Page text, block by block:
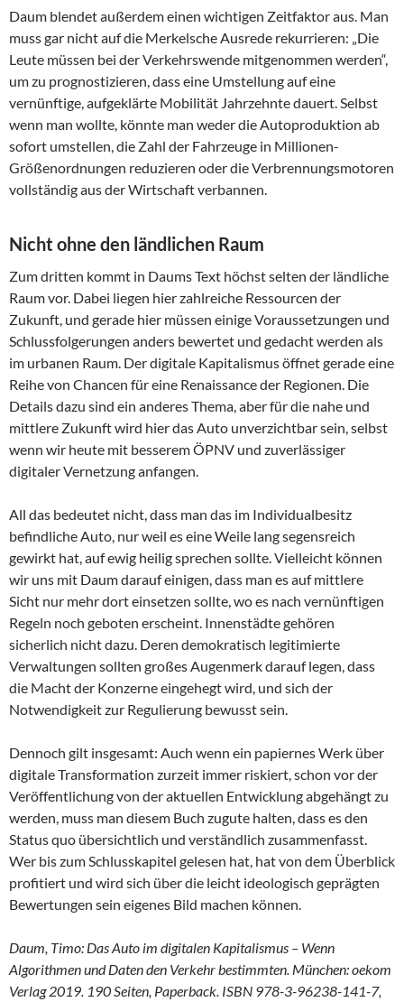
Daum blendet außerdem einen wichtigen Zeitfaktor aus. Man
muss gar nicht auf die Merkelsche Ausrede rekurrieren: „Die
Leute müssen bei der Verkehrswende mitgenommen werden“,
um zu prognostizieren, dass eine Umstellung auf eine
vernünftige, aufgeklärte Mobilität Jahrzehnte dauert. Selbst
wenn man wollte, könnte man weder die Autoproduktion ab
sofort umstellen, die Zahl der Fahrzeuge in Millionen-
Größenordnungen reduzieren oder die Verbrennungsmotoren
vollständig aus der Wirtschaft verbannen.
Nicht ohne den ländlichen Raum
Zum dritten kommt in Daums Text höchst selten der ländliche
Raum vor. Dabei liegen hier zahlreiche Ressourcen der
Zukunft, und gerade hier müssen einige Voraussetzungen und
Schlussfolgerungen anders bewertet und gedacht werden als
im urbanen Raum. Der digitale Kapitalismus öffnet gerade eine
Reihe von Chancen für eine Renaissance der Regionen. Die
Details dazu sind ein anderes Thema, aber für die nahe und
mittlere Zukunft wird hier das Auto unverzichtbar sein, selbst
wenn wir heute mit besserem ÖPNV und zuverlässiger
digitaler Vernetzung anfangen.
All das bedeutet nicht, dass man das im Individualbesitz
befindliche Auto, nur weil es eine Weile lang segensreich
gewirkt hat, auf ewig heilig sprechen sollte. Vielleicht können
wir uns mit Daum darauf einigen, dass man es auf mittlere
Sicht nur mehr dort einsetzen sollte, wo es nach vernünftigen
Regeln noch geboten erscheint. Innenstädte gehören
sicherlich nicht dazu. Deren demokratisch legitimierte
Verwaltungen sollten großes Augenmerk darauf legen, dass
die Macht der Konzerne eingehegt wird, und sich der
Notwendigkeit zur Regulierung bewusst sein.
Dennoch gilt insgesamt: Auch wenn ein papiernes Werk über
digitale Transformation zurzeit immer riskiert, schon vor der
Veröffentlichung von der aktuellen Entwicklung abgehängt zu
werden, muss man diesem Buch zugute halten, dass es den
Status quo übersichtlich und verständlich zusammenfasst.
Wer bis zum Schlusskapitel gelesen hat, hat von dem Überblick
profitiert und wird sich über die leicht ideologisch geprägten
Bewertungen sein eigenes Bild machen können.
Daum, Timo: Das Auto im digitalen Kapitalismus – Wenn
Algorithmen und Daten den Verkehr bestimmten. München: oekom
Verlag 2019. 190 Seiten, Paperback. ISBN 978-3-96238-141-7,